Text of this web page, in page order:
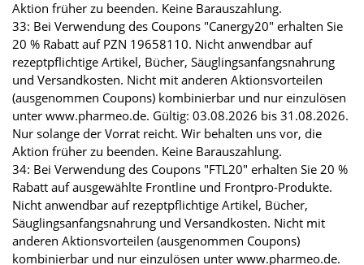
Aktion früher zu beenden. Keine Barauszahlung.
33: Bei Verwendung des Coupons "Canergy20" erhalten Sie
20 % Rabatt auf PZN 19658110. Nicht anwendbar auf
rezeptpflichtige Artikel, Bücher, Säuglingsanfangsnahrung
und Versandkosten. Nicht mit anderen Aktionsvorteilen
(ausgenommen Coupons) kombinierbar und nur einzulösen
unter www.pharmeo.de. Gültig: 03.08.2026 bis 31.08.2026.
Nur solange der Vorrat reicht. Wir behalten uns vor, die
Aktion früher zu beenden. Keine Barauszahlung.
34: Bei Verwendung des Coupons "FTL20" erhalten Sie 20 %
Rabatt auf ausgewählte Frontline und Frontpro-Produkte.
Nicht anwendbar auf rezeptpflichtige Artikel, Bücher,
Säuglingsanfangsnahrung und Versandkosten. Nicht mit
anderen Aktionsvorteilen (ausgenommen Coupons)
kombinierbar und nur einzulösen unter www.pharmeo.de.